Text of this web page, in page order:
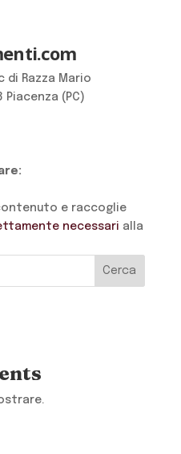
di Razza Mario
Piacenza (PC)
e raccoglie
necessari alla
Cerca